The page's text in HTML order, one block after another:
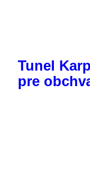
Tunel
pre